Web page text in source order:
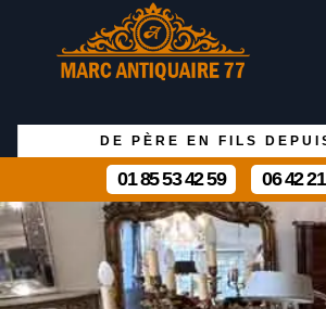
DE PÈRE EN FILS
01 85 53 42 59 06 42